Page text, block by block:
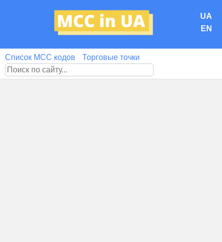
UA
EN
Список MCC кодов Торговые точки